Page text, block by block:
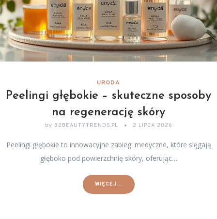
URODA
Peelingi głębokie – skuteczne sposoby
na regenerację skóry
by B2BEAUTYTRENDS.PL 2 LIPCA 2026
Peelingi głębokie to innowacyjne zabiegi medyczne, które sięgają
głęboko pod powierzchnię skóry, oferując…
WIĘCEJ...